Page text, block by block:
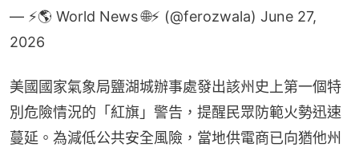
— ⚡️🌎 World News 🌐⚡️ (@ferozwala) June 27,
2026
美國國家氣象局鹽湖城辦事處發出該州史上第一個特
別危險情況的「紅旗」警告，提醒民眾防範火勢迅速
蔓延。為減低公共安全風險，當地供電商已向猶他州